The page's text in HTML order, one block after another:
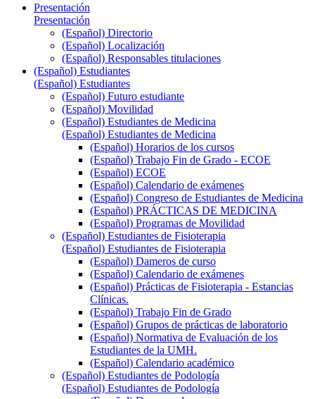
Presentación
Presentación
(Español) Directorio
(Español) Localización
(Español) Responsables titulaciones
(Español) Estudiantes
(Español) Estudiantes
(Español) Futuro estudiante
(Español) Movilidad
(Español) Estudiantes de Medicina
(Español) Estudiantes de Medicina
(Español) Horarios de los cursos
(Español) Trabajo Fin de Grado - ECOE
(Español) ECOE
(Español) Calendario de exámenes
(Español) Congreso de Estudiantes de Medicina
(Español) PRÁCTICAS DE MEDICINA
(Español) Programas de Movilidad
(Español) Estudiantes de Fisioterapia
(Español) Estudiantes de Fisioterapia
(Español) Dameros de curso
(Español) Calendario de exámenes
(Español) Prácticas de Fisioterapia - Estancias
Clínicas.
(Español) Trabajo Fin de Grado
(Español) Grupos de prácticas de laboratorio
(Español) Normativa de Evaluación de los
Estudiantes de la UMH.
(Español) Calendario académico
(Español) Estudiantes de Podología
(Español) Estudiantes de Podología